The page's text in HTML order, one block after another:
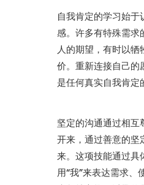
自我肯定的学习始于
感。许多有特殊需求
人的期望，有时以牺
价。重新连接自己的
是任何真实自我肯定
坚定的沟通通过相互
开来，通过善意的坚
来。这项技能通过具
用“我”来表达需求、